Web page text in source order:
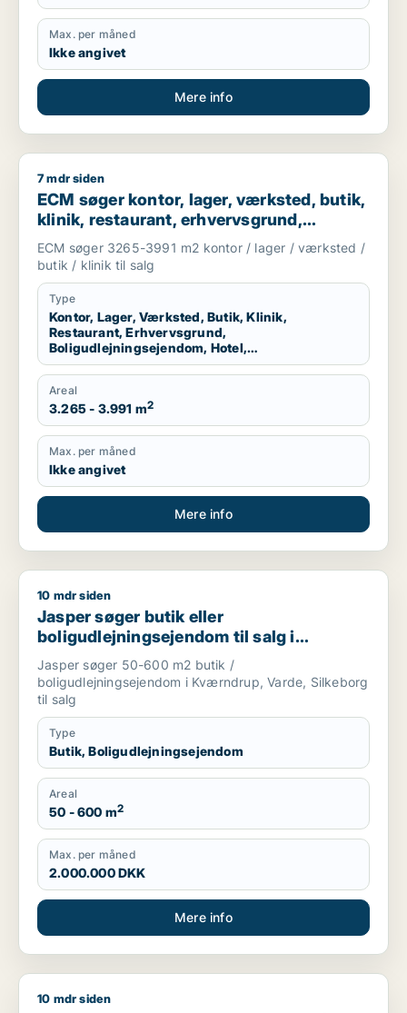
Max. per måned
Ikke angivet
Mere info
ECM søger kontor, lager, værksted, butik, klinik,
7 mdr siden
ECM søger kontor, lager, værksted, butik,
klinik, restaurant, erhvervsgrund,
boligudlejningsejendom, hotel,
produktionslokaler eller garage til salg i
Kolding, Egtved eller Almind m.fl.
ECM søger 3265-3991 m2 kontor / lager / værksted /
butik / klinik til salg
Type
Kontor, Lager, Værksted, Butik, Klinik,
Restaurant, Erhvervsgrund,
Boligudlejningsejendom, Hotel,
Produktionslokaler, Garage
Areal
3.265 - 3.991 m2
Max. per måned
Ikke angivet
Mere info
Jasper søger butik eller boligudlejningsejendom til salg i
10 mdr siden
Jasper søger butik eller
boligudlejningsejendom til salg i
Kværndrup, Varde eller Silkeborg
Jasper søger 50-600 m2 butik /
boligudlejningsejendom i Kværndrup, Varde, Silkeborg
til salg
Type
Butik, Boligudlejningsejendom
Areal
50 - 600 m2
Max. per måned
2.000.000 DKK
Mere info
Tina søger boligudlejningsejendom til salg i Esbjerg
10 mdr siden